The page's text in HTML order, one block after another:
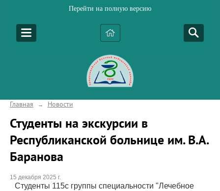
Перейти на полную версию
Главная → Новости
Студенты на экскурсии в
Республиканской больнице им. В.А.
Баранова
15 декабря 2025 г.
Студенты 115с группы специальности "Лечебное